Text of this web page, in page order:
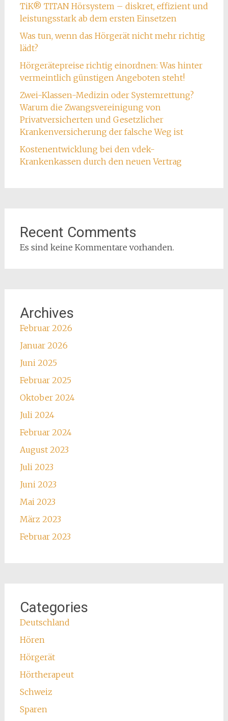
TiK® TITAN Hörsystem – diskret, effizient und
leistungsstark ab dem ersten Einsetzen
Was tun, wenn das Hörgerät nicht mehr richtig
lädt?
Hörgerätepreise richtig einordnen: Was hinter
vermeintlich günstigen Angeboten steht!
Zwei-Klassen-Medizin oder Systemrettung?
Warum die Zwangsvereinigung von
Privatversicherten und Gesetzlicher
Krankenversicherung der falsche Weg ist
Kostenentwicklung bei den vdek-
Krankenkassen durch den neuen Vertrag
Recent Comments
Es sind keine Kommentare vorhanden.
Archives
Februar 2026
Januar 2026
Juni 2025
Februar 2025
Oktober 2024
Juli 2024
Februar 2024
August 2023
Juli 2023
Juni 2023
Mai 2023
März 2023
Februar 2023
Categories
Deutschland
Hören
Hörgerät
Hörtherapeut
Schweiz
Sparen